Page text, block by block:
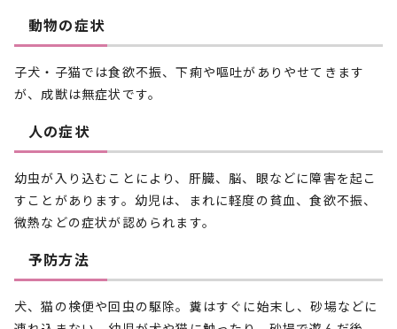
動物の症状
子犬・子猫では食欲不振、下痢や嘔吐がありやせてきます
が、成獣は無症状です。
人の症状
幼虫が入り込むことにより、肝臓、脳、眼などに障害を起こ
すことがあります。幼児は、まれに軽度の貧血、食欲不振、
微熱などの症状が認められます。
予防方法
犬、猫の検便や回虫の駆除。糞はすぐに始末し、砂場などに